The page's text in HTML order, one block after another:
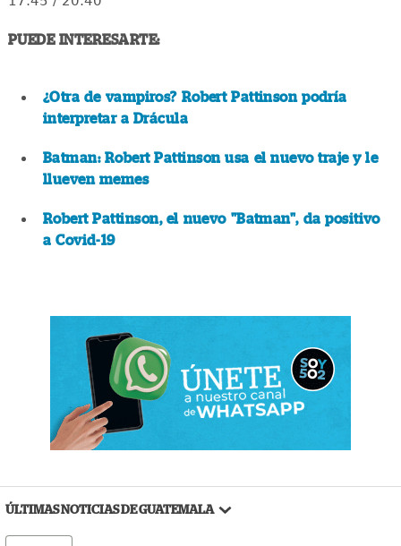
PUEDE INTERESARTE:
¿Otra de vampiros? Robert Pattinson podría
interpretar a Drácula
Batman: Robert Pattinson usa el nuevo traje y le
llueven memes
Robert Pattinson, el nuevo "Batman", da positivo
a Covid-19
ÚLTIMAS NOTICIAS DE GUATEMALA